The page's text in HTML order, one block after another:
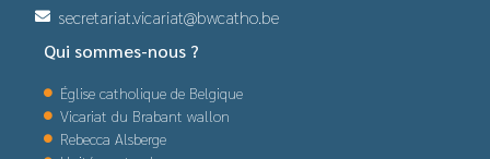
secretariat.vicariat@bwcatho.be
Qui sommes-nous ?
Église catholique de Belgique
Vicariat du Brabant wallon
Rebecca Alsberge